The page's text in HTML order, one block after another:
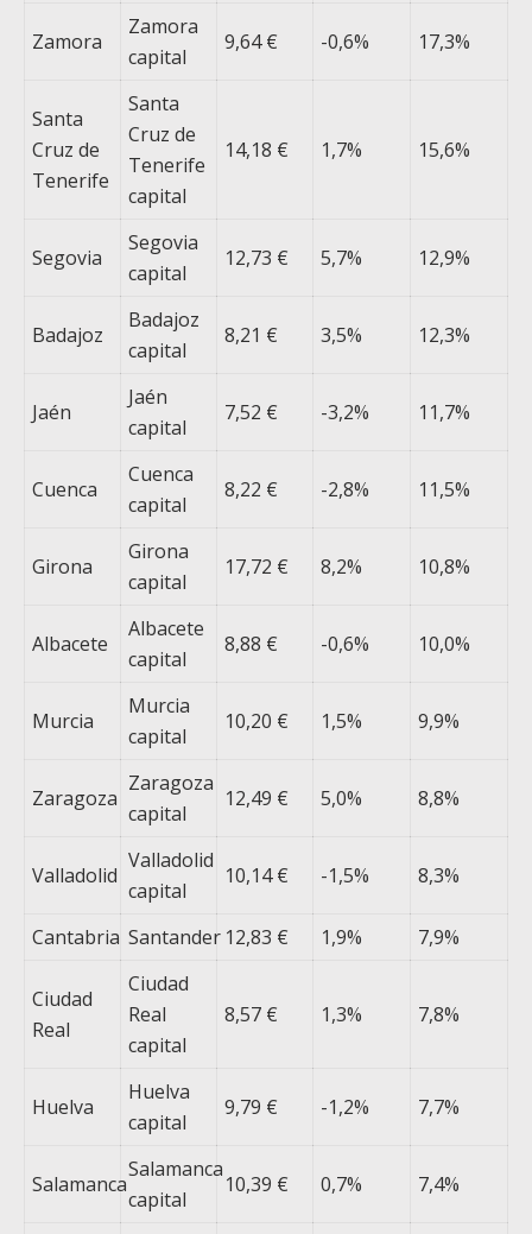
Zamora
Zamora
capital
9,64 € -0,6% 17,3%
Santa
Cruz de
Tenerife
Santa
Cruz de
Tenerife
capital
14,18 € 1,7% 15,6%
Segovia
Segovia
capital
12,73 € 5,7% 12,9%
Badajoz
Badajoz
capital
8,21 € 3,5% 12,3%
Jaén
Jaén
capital
7,52 € -3,2% 11,7%
Cuenca
Cuenca
capital
8,22 € -2,8% 11,5%
Girona
Girona
capital
17,72 € 8,2% 10,8%
Albacete
Albacete
capital
8,88 € -0,6% 10,0%
Murcia
Murcia
capital
10,20 € 1,5% 9,9%
Zaragoza
Zaragoza
capital
12,49 € 5,0% 8,8%
Valladolid
Valladolid
capital
10,14 € -1,5% 8,3%
Cantabria Santander 12,83 € 1,9% 7,9%
Ciudad
Real
Ciudad
Real
capital
8,57 € 1,3% 7,8%
Huelva
Huelva
capital
9,79 € -1,2% 7,7%
Salamanca
Salamanca
capital
10,39 € 0,7% 7,4%